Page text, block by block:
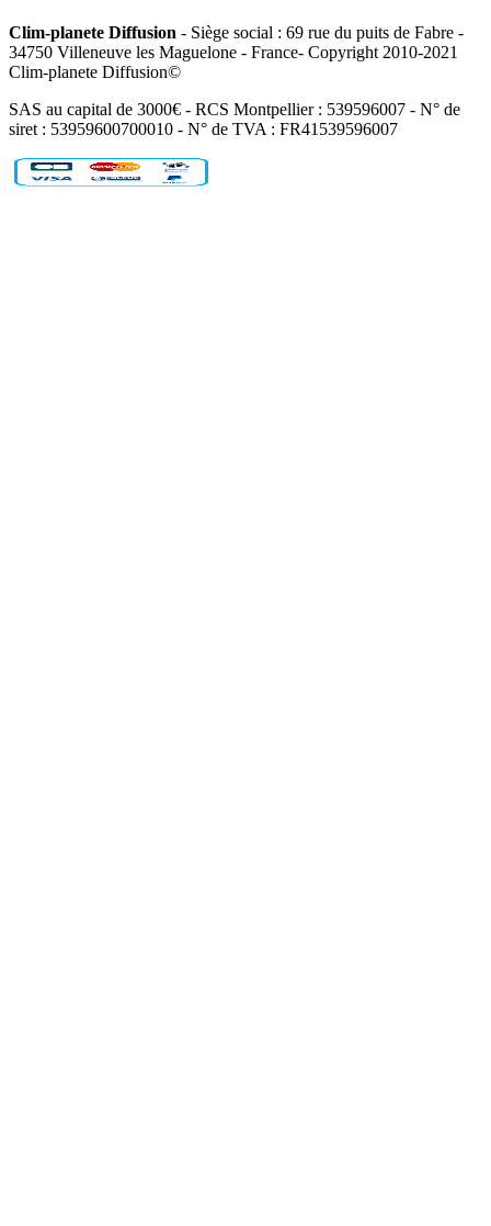
Clim-planete Diffusion - Siège social : 69 rue du puits de Fabre -
34750 Villeneuve les Maguelone - France- Copyright 2010-2021
Clim-planete Diffusion©
SAS au capital de 3000€ - RCS Montpellier : 539596007 - N° de
siret : 53959600700010 - N° de TVA : FR41539596007